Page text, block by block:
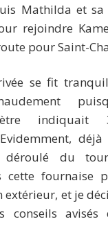
Mathilda et sa
rejoindre
pour Saint-
se fit
indiquait
déjà
du
cette fournaise
extérieur, et je
conseils avisés